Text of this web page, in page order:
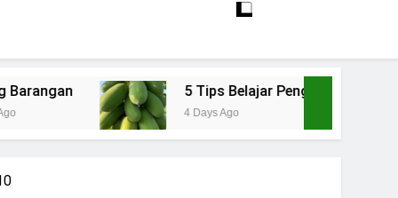
5 Tips Belajar Pengetahuan Baru Bidang
4 Days Ago